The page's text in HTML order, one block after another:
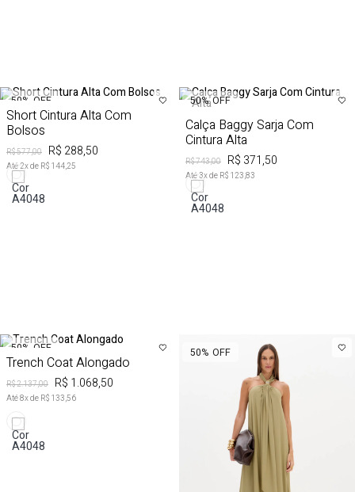
50% OFF
Short Cintura Alta Com
Bolsos
R$ 577,00 R$ 288,50
Até 2x de R$ 144,25
50% OFF
Calça Baggy Sarja Com
Cintura Alta
R$ 743,00 R$ 371,50
Até3x de R$ 123,83
50% OFF
Trench Coat Alongado
R$ 2.137,00 R$ 1.068,50
Até8x de R$ 133,56
50% OFF